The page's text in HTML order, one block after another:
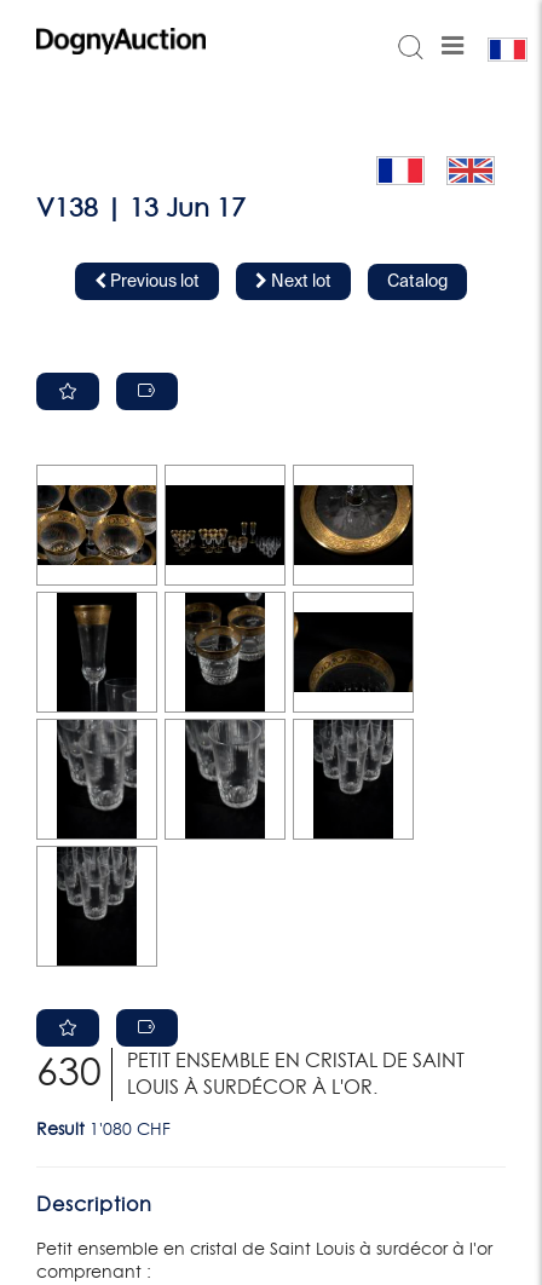
V138 | 13 Jun 17
Previous lot Next lot Catalog
630
PETIT ENSEMBLE EN CRISTAL DE SAINT
LOUIS À SURDÉCOR À L'OR.
Result 1'080 CHF
Description
Petit ensemble en cristal de Saint Louis à surdécor à l'or
comprenant :